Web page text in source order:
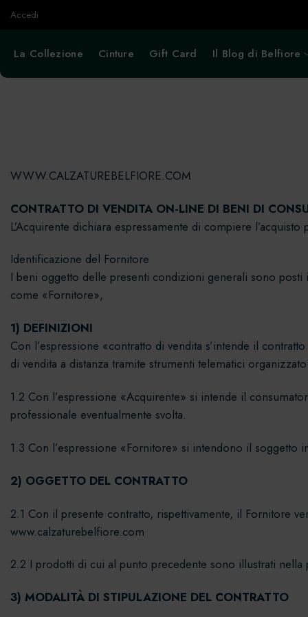
SaltaAccedi
La Collezione Cinture Gift Card Il Blog di Belfiore
WWW.CALZATUREBELFIORE.COM
CONTRATTO DI VENDITA ON-LINE DI BENI DI
L’Acquirente dichiara espressamente di compiere
Identificazione del Fornitore
I beni oggetto delle presenti condizioni generali sono
come «Fornitore»,
1) DEFINIZIONI
Con l’espressione «contratto di vendita s’intende il
di vendita a distanza tramite strumenti telematici
1.2 Con l’espressione «Acquirente» si intende il
professionale eventualmente svolta.
1.3 Con l’espressione «Fornitore» si intendono il
2) OGGETTO DEL CONTRATTO
2.1 Con il presente contratto, rispettivamente, il Fornitore
www.calzaturebelfiore.com
2.2 I prodotti di cui al punto precedente sono illustrati
3) MODALITÀ DI STIPULAZIONE DEL CONTRATTO